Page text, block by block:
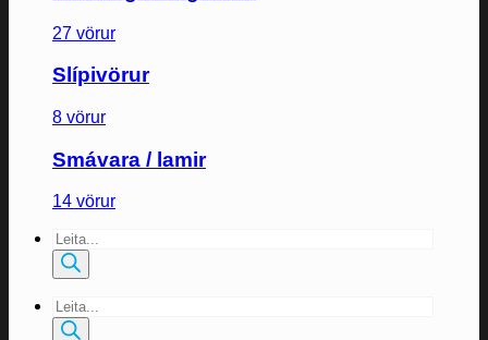
27 vörur
Slípivörur
8 vörur
Smávara / lamir
14 vörur
Products
search
Products
search